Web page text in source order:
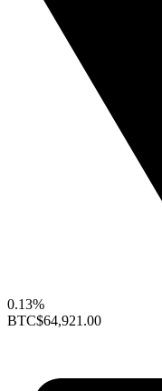
0.13%
BTC$64,921.00